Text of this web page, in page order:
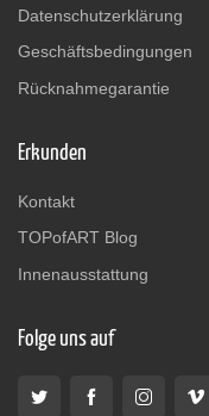
Datenschutzerklärung
Geschäftsbedingungen
Rücknahmegarantie
Erkunden
Kontakt
TOPofART Blog
Innenausstattung
Folge uns auf